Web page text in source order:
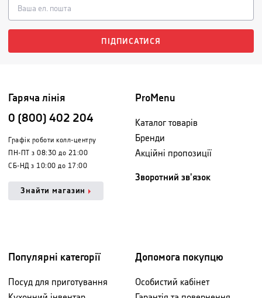
ПІДПИСАТИСЯ
Гаряча лінія
0 (800) 402 204
Графік роботи колл-центру
ПН-ПТ з 08:30 до 21:00
СБ-НД з 10:00 до 17:00
Знайти магазин
ProMenu
Каталог товарів
Бренди
Акційні пропозиції
Зворотний зв'язок
Популярні категорії
Посуд для приготування
Допомога покупцю
Особистий кабінет